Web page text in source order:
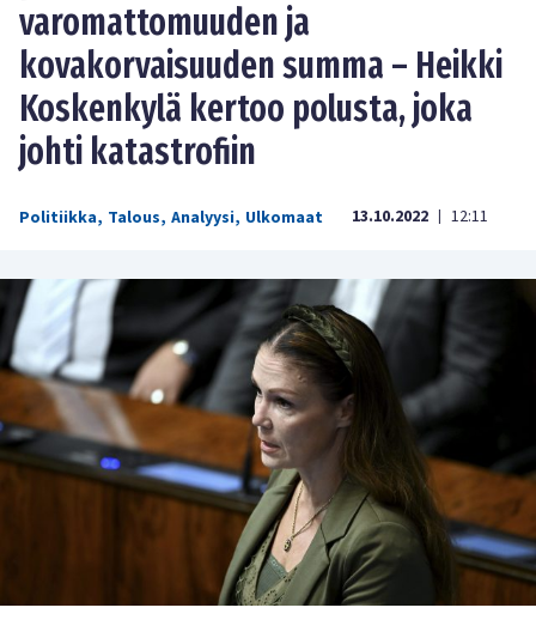
varomattomuuden ja
kovakorvaisuuden summa – Heikki
Koskenkylä kertoo polusta, joka
johti katastrofiin
Politiikka, Talous, Analyysi, Ulkomaat 13.10.2022 | 12:11